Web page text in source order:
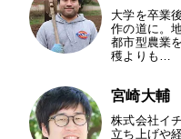
大学を卒業
作の道に。
都市型農業
穫よりも…
宮崎大輔
株式会社イ
立ち上げや